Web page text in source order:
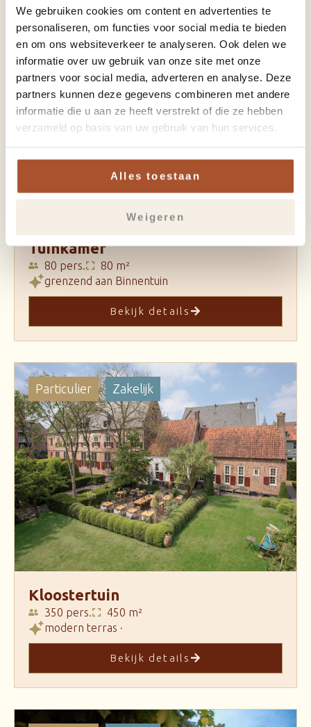
We gebruiken cookies om content en advertenties te
personaliseren, om functies voor social media te bieden
en om ons websiteverkeer te analyseren. Ook delen we
informatie over uw gebruik van onze site met onze
partners voor social media, adverteren en analyse. Deze
partners kunnen deze gegevens combineren met andere
informatie die u aan ze heeft verstrekt of die ze hebben
verzameld op basis van uw gebruik van hun services.
Alles toestaan
Weigeren
Zakelijk Particulier
Tuinkamer
80 pers.
80 m²
grenzend aan Binnentuin
Bekijk details
Particulier Zakelijk
Kloostertuin
350 pers.
450 m²
modern terras ·
Bekijk details